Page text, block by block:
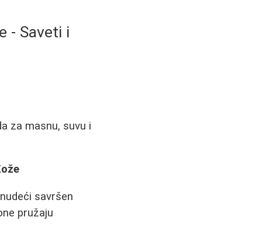
- Saveti i
za masnu, suvu i
savršen
pružaju